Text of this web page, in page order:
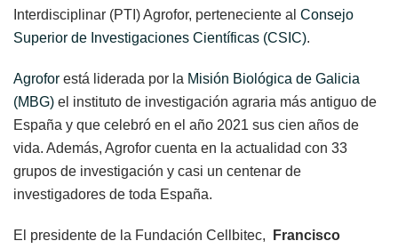
Interdisciplinar (PTI) Agrofor, perteneciente al Consejo
Superior de Investigaciones Científicas (CSIC).
Agrofor está liderada por la Misión Biológica de Galicia
(MBG) el instituto de investigación agraria más antiguo de
España y que celebró en el año 2021 sus cien años de
vida. Además, Agrofor cuenta en la actualidad con 33
grupos de investigación y casi un centenar de
investigadores de toda España.
El presidente de la Fundación Cellbitec,
Francisco